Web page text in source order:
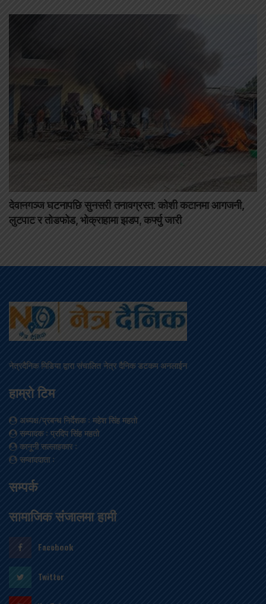
देवानगञ्ज घटनापछि सुनसरी तनावग्रस्त: कोशी कटानमा आगजनी,
लुटपाट र तोडफोड, भोक्राहामा झडप, कर्फ्यु जारी
नेत्रदैनिक मिडिया द्वारा संचालित नेत्र दैनिक डटकम अनलाईन
हाम्रो टिम
अध्यक्ष/प्रबन्ध निर्देशक: महेश सिंह महतो
सम्पादक: प्रदिप सिंह महतो
कानूनी सल्लाहकार:
सम्वाददाता:
सम्पर्क
सामाजिक संजालमा हामी
Facebook
Twitter